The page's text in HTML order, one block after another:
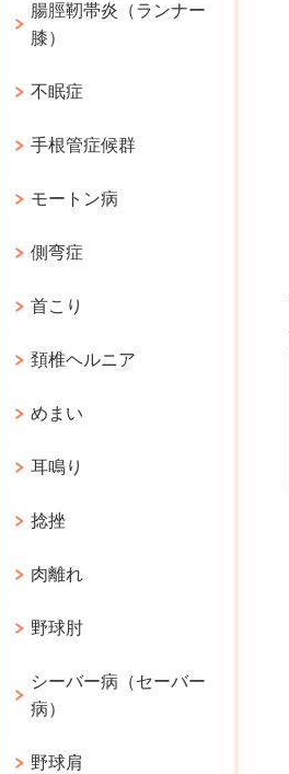
腸脛靭帯炎（ランナー
膝）
不眠症
手根管症候群
モートン病
側弯症
首こり
頚椎ヘルニア
めまい
耳鳴り
捻挫
肉離れ
野球肘
シーバー病（セーバー
病）
野球肩